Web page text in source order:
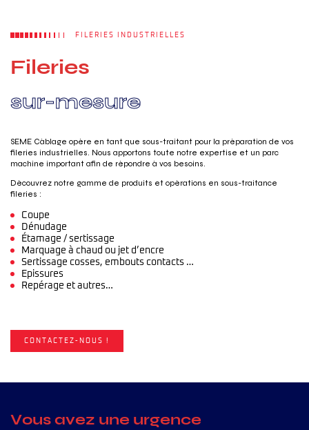
FILERIES INDUSTRIELLES
Fileries
sur-mesure
SEME Câblage opère en tant que sous-traitant pour la préparation de vos
fileries industrielles. Nous apportons toute notre expertise et un parc
machine important afin de répondre à vos besoins.
Découvrez notre gamme de produits et opérations en sous-traitance
fileries :
Coupe
Dénudage
Étamage / sertissage
Marquage à chaud ou jet d’encre
Sertissage cosses, embouts contacts …
Epissures
Repérage et autres…
CONTACTEZ-NOUS !
Vousavez une urgence